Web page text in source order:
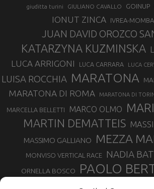
giuditta turini GIULIANO CAVALLO GOINUP
IONUT ZINCA IVREA-
JUAN DAVID OROZCO
KATARZYNA KUZMINSKA
LUCA ARRIGONI LUCA CARRARA LUCA
LUISA ROCCHIA MARATONA
MARATONA DI ROMA MARATONA DI
MARCELLA BELLETTI MARCO OLMO
MARTIN DEMATTEIS
MASSIMO GALLIANO MEZZA
MONVISO VERTICAL RACE NADIA
ORNELLA BOSCO PAOLO